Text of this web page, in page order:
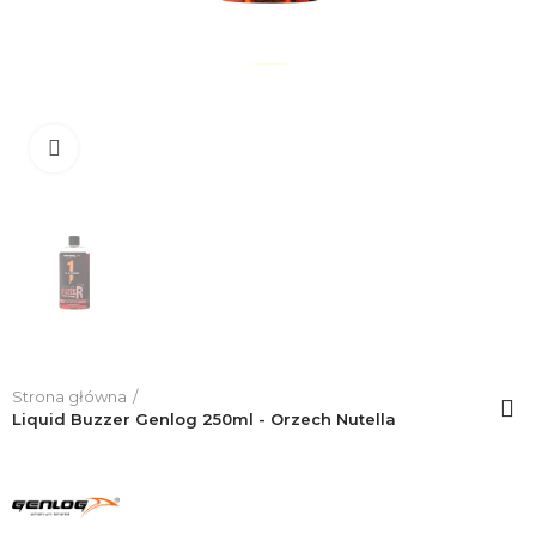
Strona główna
Liquid Buzzer Genlog 250ml - Orzech Nutella